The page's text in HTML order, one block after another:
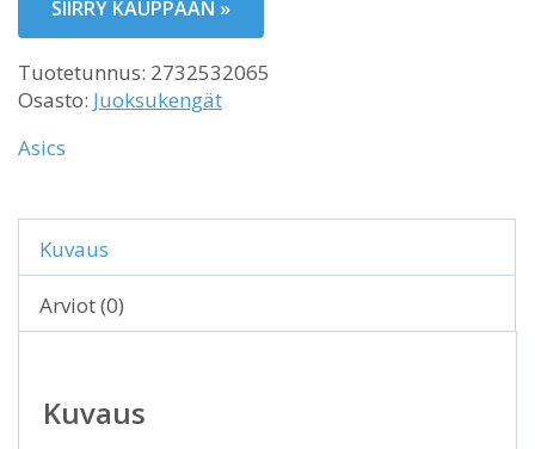
32,90 €.
SIIRRY KAUPPAAN »
Tuotetunnus: 2732532065
Osasto: Juoksukengät
Asics
Kuvaus
Arviot (0)
Kuvaus